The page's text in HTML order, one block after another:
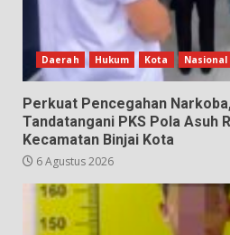
Daerah Hukum Kota Nasional
Perkuat Pencegahan
Tandatangani PKS Pola Asuh
Kecamatan Binjai Kota
6 Agustus 2026